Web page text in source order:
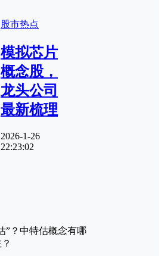
股市热点
模拟芯片
概念股，
龙头公司
最新梳理
2026-1-26
22:23:02